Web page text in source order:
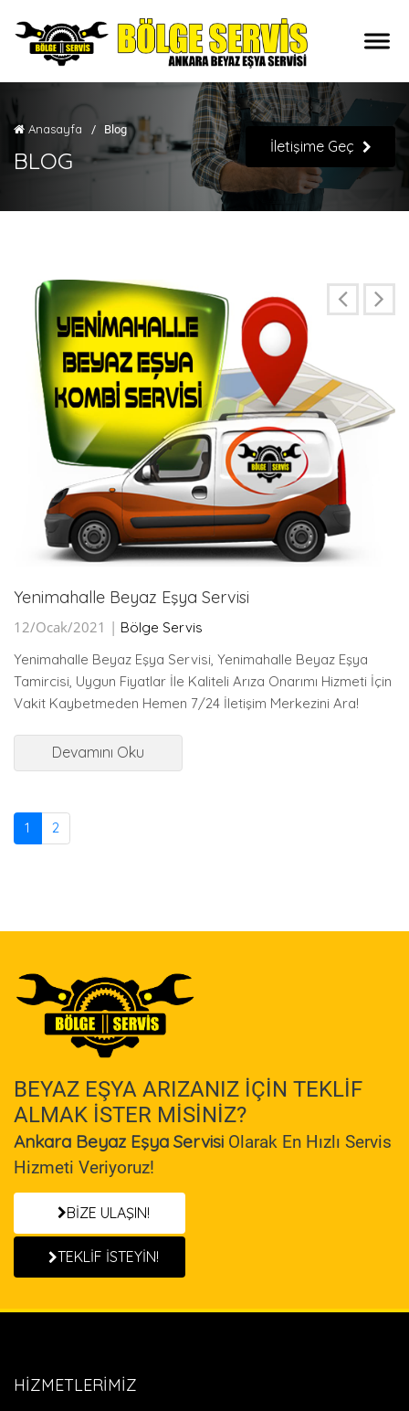
Anasayfa / Blog
BLOG İletişime Geç
Yenimahalle Beyaz Eşya Servisi
12/Ocak/2021 | Bölge Servis
Yenimahalle Beyaz Eşya Servisi, Yenimahalle Beyaz Eşya
Tamircisi, Uygun Fiyatlar İle Kaliteli Arıza Onarımı Hizmeti İçin
Vakit Kaybetmeden Hemen 7/24 İletişim Merkezini Ara!
Devamını Oku
1 2
BEYAZ EŞYA ARIZANIZ İÇİN TEKLİF
ALMAK İSTER MİSİNİZ?
Ankara Beyaz Eşya Servisi Olarak En Hızlı Servis
Hizmeti Veriyoruz!
BİZE ULAŞIN!
TEKLİF İSTEYİN!
HİZMETLERİMİZ